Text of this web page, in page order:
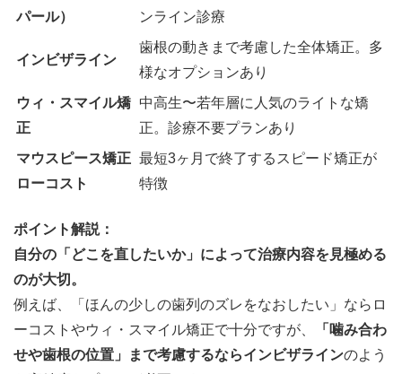
パール）
ンライン診療
インビザライン
歯根の動きまで考慮した全体矯正。多
様なオプションあり
ウィ・スマイル矯
正
中高生〜若年層に人気のライトな矯
正。診療不要プランあり
マウスピース矯正
ローコスト
最短3ヶ月で終了するスピード矯正が
特徴
ポイント解説：
自分の「どこを直したいか」によって治療内容を見極める
のが大切。
例えば、「ほんの少しの歯列のズレをなおしたい」ならロ
ーコストやウィ・スマイル矯正で十分ですが、
「噛み合わ
せや歯根の位置」まで考慮するならインビザラインのよう